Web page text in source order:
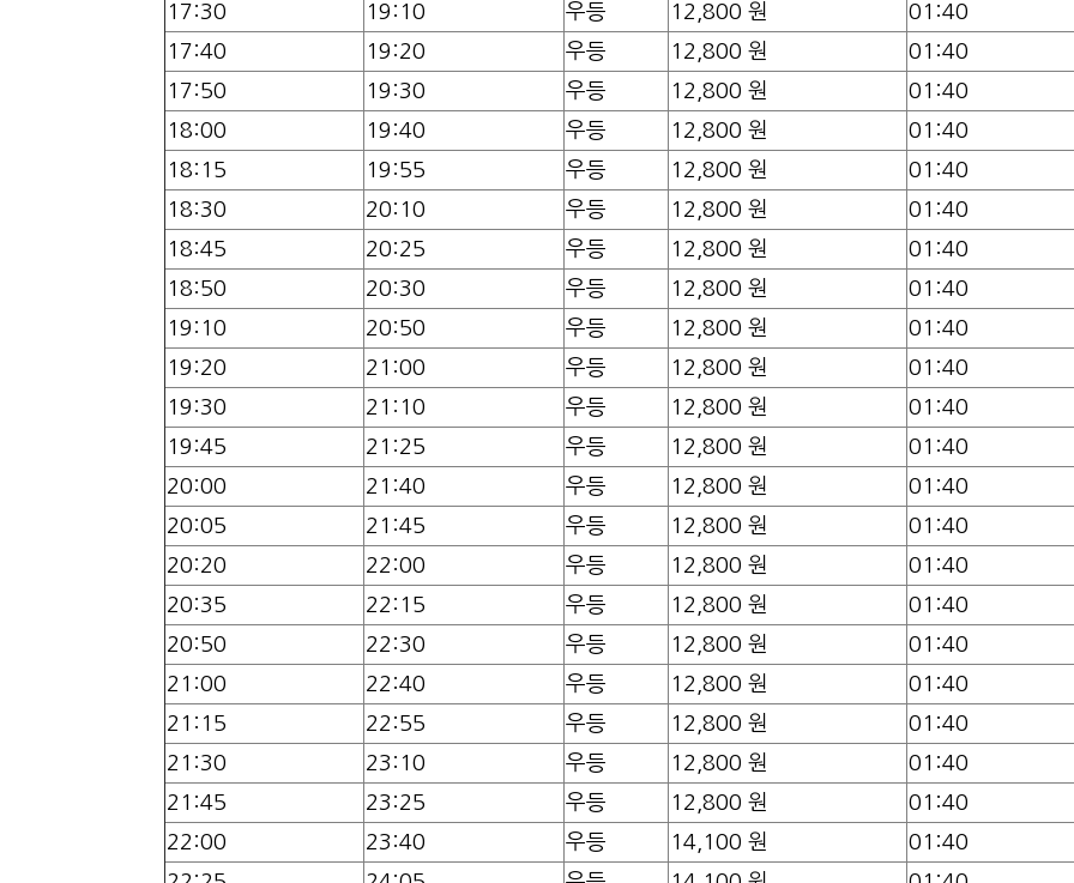
17:30
19:10 우등 12,800 원
01:40
17:40
19:20 우등 12,800 원
01:40
17:50
19:30 우등 12,800 원
01:40
18:00
19:40 우등 12,800 원
01:40
18:15
19:55 우등 12,800 원
01:40
18:30
20:10 우등 12,800 원
01:40
18:45
20:25 우등 12,800 원
01:40
18:50
20:30 우등 12,800 원
01:40
19:10
20:50 우등 12,800 원
01:40
19:20
21:00 우등 12,800 원
01:40
19:30
21:10 우등 12,800 원
01:40
19:45
21:25 우등 12,800 원
01:40
20:00
21:40 우등 12,800 원
01:40
20:05
21:45 우등 12,800 원
01:40
20:20
22:00 우등 12,800 원
01:40
20:35
22:15 우등 12,800 원
01:40
20:50
22:30 우등 12,800 원
01:40
21:00
22:40 우등 12,800 원
01:40
21:15
22:55 우등 12,800 원
01:40
21:30
23:10 우등 12,800 원
01:40
21:45
23:25 우등 12,800 원
01:40
22:00
23:40 우등 14,100 원
01:40